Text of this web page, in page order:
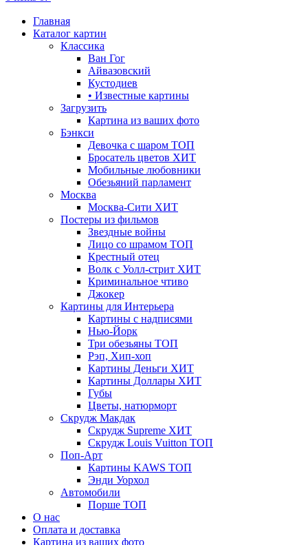
Главная
Каталог картин
Классика
Ван Гог
Айвазовский
Кустодиев
• Известные картины
Загрузить
Картина из ваших фото
Бэнкси
Девочка с шаром ТОП
Бросатель цветов ХИТ
Мобильные любовники
Обезьяний парламент
Москва
Москва-Сити ХИТ
Постеры из фильмов
Звездные войны
Лицо со шрамом ТОП
Крестный отец
Волк с Уолл-стрит ХИТ
Криминальное чтиво
Джокер
Картины для Интерьера
Картины с надписями
Нью-Йорк
Три обезьяны ТОП
Рэп, Хип-хоп
Картины Деньги ХИТ
Картины Доллары ХИТ
Губы
Цветы, натюрморт
Скрудж Макдак
Скрудж Supreme ХИТ
Скрудж Louis Vuitton ТОП
Поп-Арт
Картины KAWS ТОП
Энди Уорхол
Автомобили
Порше ТОП
О нас
Оплата и доставка
Картина из ваших фото